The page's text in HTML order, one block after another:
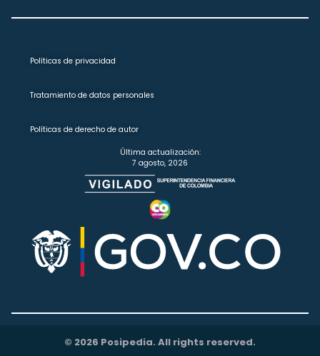
Políticas de privacidad
Tratamiento de datos personales
Políticas de derecho de autor
Última actualización:
7 agosto, 2026
© 2026 Posipedia. All rights reserved.